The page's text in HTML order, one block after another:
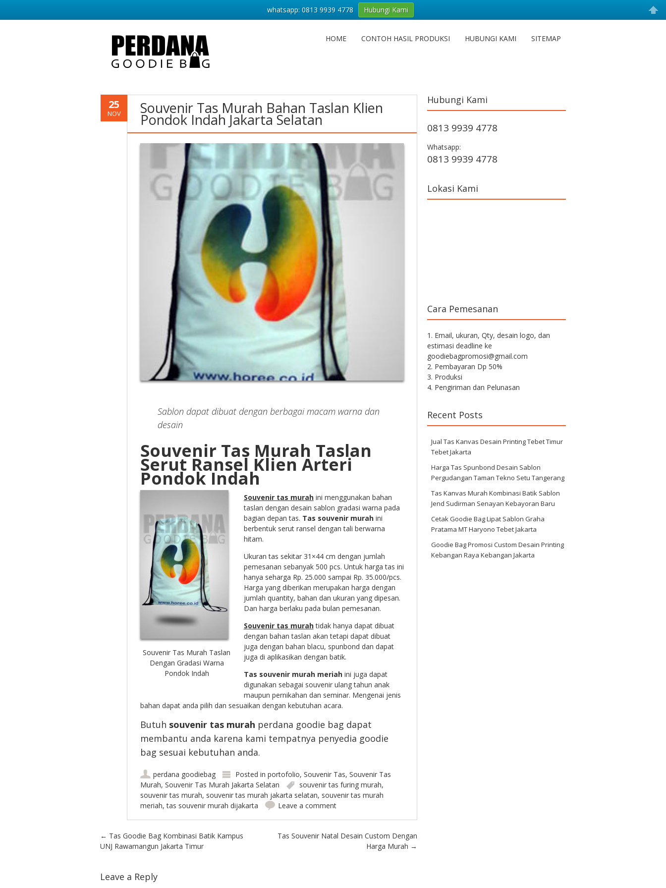
HOME CONTOH HASIL PRODUKSI HUBUNGI KAMI SITEMAP
25
NOV Souvenir Tas Murah Bahan Taslan Klien
Pondok Indah Jakarta Selatan
Sablon dapat dibuat dengan berbagai macam warna dan
desain
Souvenir Tas Murah Taslan
Serut Ransel Klien Arteri
Pondok Indah
Souvenir Tas Murah Taslan
Dengan Gradasi Warna
Pondok Indah
Souvenir tas murahini menggunakan bahan
taslan dengan desain sablon gradasi warna pada
bagian depan tas. Tas souvenir murahini
berbentuk serut ransel dengan tali berwarna
hitam.
Ukuran tas sekitar 31×44 cm dengan jumlah
pemesanan sebanyak 500 pcs. Untuk harga tas ini
hanya seharga Rp. 25.000 sampai Rp. 35.000/pcs.
Harga yang diberikan merupakan harga dengan
jumlah quantity, bahan dan ukuran yang dipesan.
Dan harga berlaku pada bulan pemesanan.
Souvenir tas murahtidak hanya dapat dibuat
dengan bahan taslan akan tetapi dapat dibuat
juga dengan bahan blacu, spunbond dan dapat
juga di aplikasikan dengan batik.
Tas souvenir murah meriahini juga dapat
digunakan sebagai souvenir ulang tahun anak
maupun pernikahan dan seminar. Mengenai jenis
bahan dapat anda pilih dan sesuaikan dengan kebutuhan acara.
Butuh souvenir tas murah perdana goodie bag dapat
membantu anda karena kami tempatnya penyedia goodie
bag sesuai kebutuhan anda.
perdana goodiebag Posted in portofolio, Souvenir Tas, Souvenir Tas
Murah, Souvenir Tas Murah Jakarta Selatan souvenir tas furing murah,
souvenir tas murah, souvenir tas murah jakarta selatan, souvenir tas murah
meriah,tas souvenir murah dijakarta Leave a comment
Post navigation
← Tas Goodie Bag Kombinasi Batik Kampus
UNJ Rawamangun Jakarta Timur
Tas Souvenir Natal Desain Custom Dengan
Harga Murah →
Leave a Reply
Hubungi Kami
0813 9939 4778
Whatsapp:
0813 9939 4778
Lokasi Kami
Cara Pemesanan
1. Email, ukuran, Qty, desain logo, dan
estimasi deadline ke
goodiebagpromosi@gmail.com
2. Pembayaran Dp 50%
3. Produksi
4. Pengiriman dan Pelunasan
Recent Posts
Jual Tas Kanvas Desain Printing Tebet Timur
Tebet Jakarta
Harga Tas Spunbond Desain Sablon
Pergudangan Taman Tekno Setu Tangerang
Tas Kanvas Murah Kombinasi Batik Sablon
Jend Sudirman Senayan Kebayoran Baru
Cetak Goodie Bag Lipat Sablon Graha
Pratama MT Haryono Tebet Jakarta
Goodie Bag Promosi Custom Desain Printing
Kebangan Raya Kebangan Jakarta
whatsapp: 0813 9939 4778 Hubungi Kami